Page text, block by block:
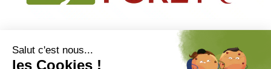
45170 Neuville aux bois